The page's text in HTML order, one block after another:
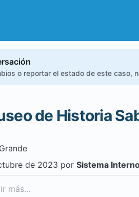
o reportar el estado de este caso,
de Historia
de 2023 por Sistema
más...